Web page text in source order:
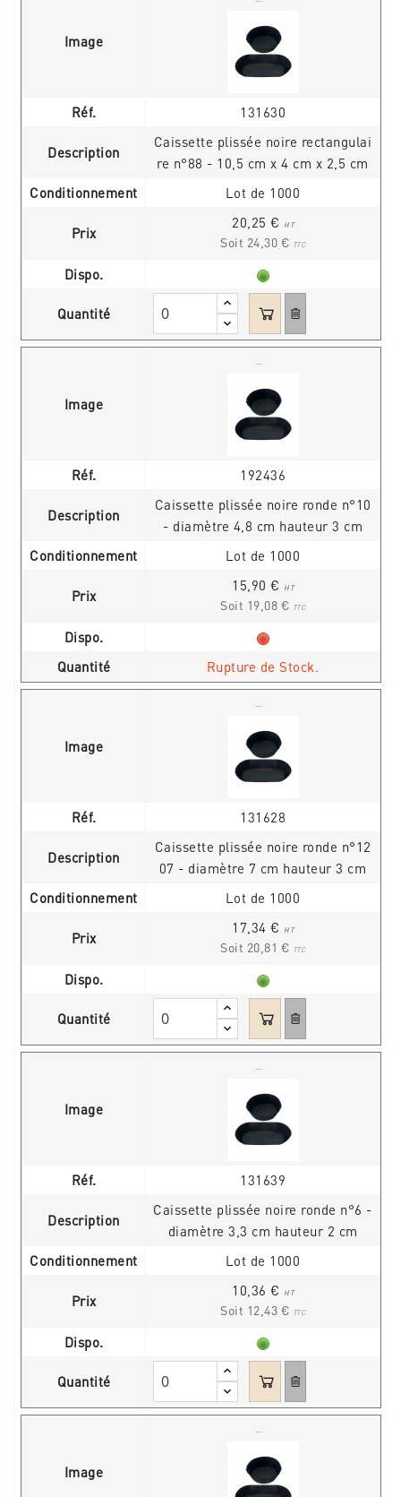
Image
Réf. 131630
Description
Caissette plissée noire rectangulai
re n°88 - 10,5 cm x 4 cm x 2,5 cm
Conditionnement
Lot de 1000
Prix
20,25 € HT
Soit 24,30 € TTC
Dispo.
Quantité
Image
Réf. 192436
Description
Caissette plissée noire ronde n°10
- diamètre 4,8 cm hauteur 3 cm
Conditionnement
Lot de 1000
Prix
15,90 € HT
Soit 19,08 € TTC
Dispo.
Quantité
Rupture de Stock.
Image
Réf. 131628
Description
Caissette plissée noire ronde n°12
07 - diamètre 7 cm hauteur 3 cm
Conditionnement
Lot de 1000
Prix
17,34 € HT
Soit 20,81 € TTC
Dispo.
Quantité
Image
Réf. 131639
Description
Caissette plissée noire ronde n°6 -
diamètre 3,3 cm hauteur 2 cm
Conditionnement
Lot de 1000
Prix
10,36 € HT
Soit 12,43 € TTC
Dispo.
Quantité
Image